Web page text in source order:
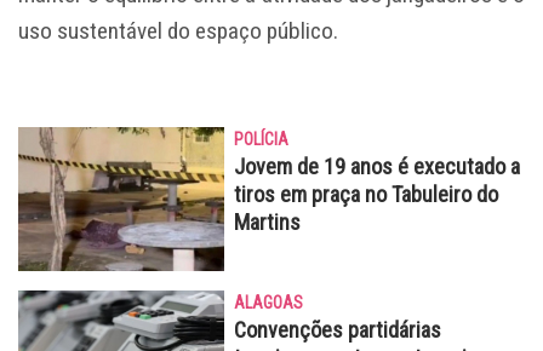
uso sustentável do espaço público.
POLÍCIA
Jovem de 19 anos é executado a
tiros em praça no Tabuleiro do
Martins
ALAGOAS
Convenções partidárias